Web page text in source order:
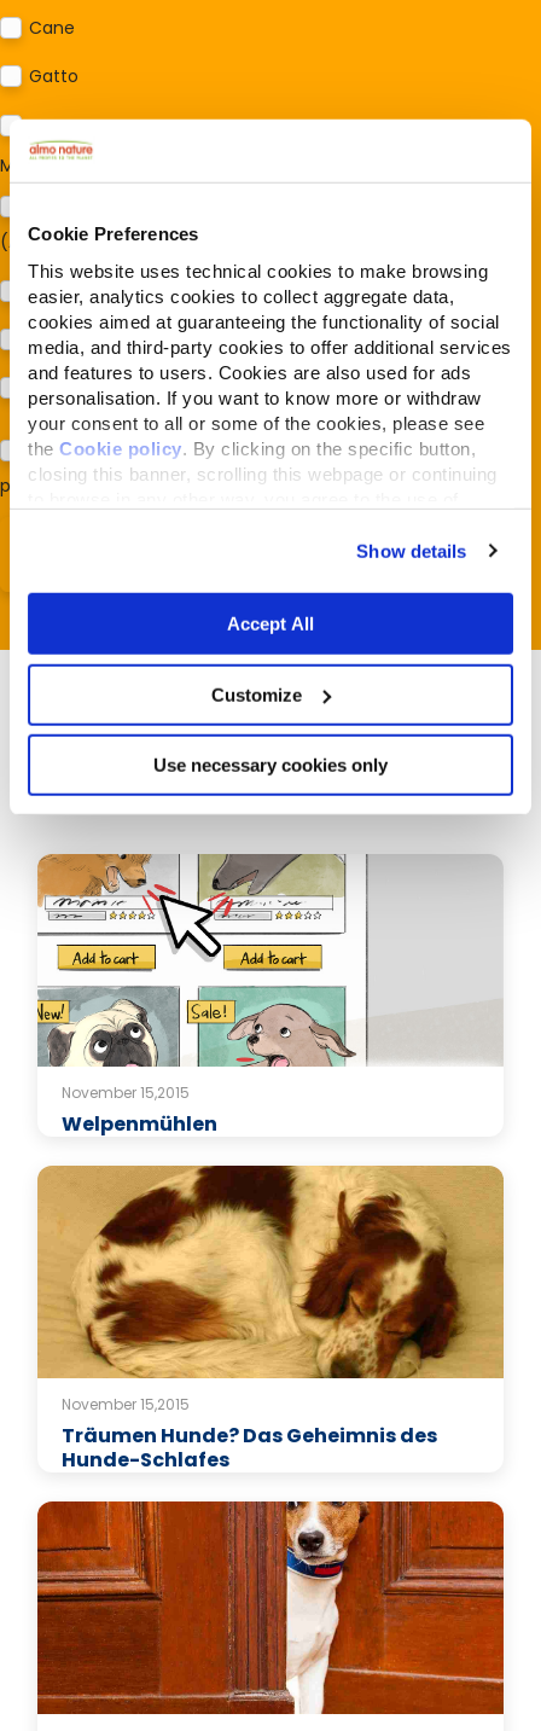
Cookie Preferences
This website uses technical cookies to make browsing
easier, analytics cookies to collect aggregate data,
cookies aimed at guaranteeing the functionality of social
media, and third-party cookies to offer additional services
and features to users. Cookies are also used for ads
personalisation. If you want to know more or withdraw
your consent to all or some of the cookies, please see
the Cookie policy . By clicking on the specific button,
closing this banner, scrolling this webpage or continuing
Show details
Accept All
Customize
Use necessary cookies only
Cane
Gatto
Per ora no
Mi interessa:
(Almonature - Fondazione Capellino)
Protezione della biodiversità (Fondazione Capellino)
Protezione dei cani e dei gatti (Almo Nature)
Prodotti (Almo Nature)
Acconsento al trattamento dei miei dati e dichiaro di aver
preso visione dellaPrivacy Policy *
Verwandte Artikel
November 15,2015
Welpenmühlen
November 15,2015
Träumen Hunde? Das Geheimnis des
Hunde-Schlafes